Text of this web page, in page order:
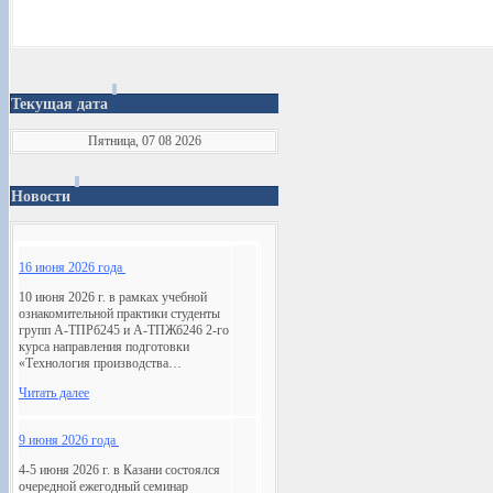
Текущая дата
Пятница, 07 08 2026
Новости
16 июня 2026 года
10 июня 2026 г. в рамках учебной
ознакомительной практики студенты
групп А-ТПРб245 и А-ТПЖб246 2-го
курса направления подготовки
«Технология производства…
Читать далее
9 июня 2026 года
4-5 июня 2026 г. в Казани состоялся
очередной ежегодный семинар